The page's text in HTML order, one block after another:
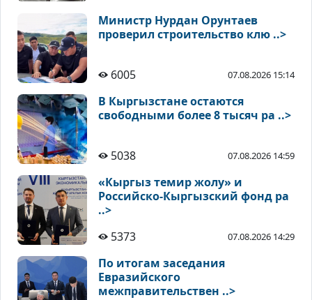
Министр Нурдан Орунтаев
проверил строительство клю ..>
6005 07.08.2026 15:14
В Кыргызстане остаются
свободными более 8 тысяч ра ..>
5038 07.08.2026 14:59
«Кыргыз темир жолу» и
Российско-Кыргызский фонд ра
..>
5373
07.08.2026 14:29
По итогам заседания
Евразийского
межправительствен ..>